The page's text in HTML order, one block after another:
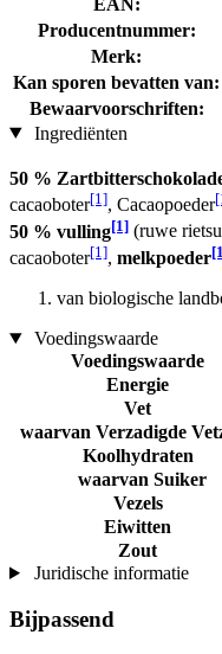
Producentnummer:
Merk:
Kan sporen bevatten van:
Bewaarvoorschriften:
Ingrediënten
50 %
cacaoboter[1], Cacaopoeder
50 % vulling[1] (ruwe
cacaoboter[1], melkpoeder
van biologische
Voedingswaarde
Voedingswaarde
Energie
Vet
waarvan Verzadigde
Koolhydraten
waarvan Suiker
Vezels
Eiwitten
Zout
Juridische informatie
Bijpassend